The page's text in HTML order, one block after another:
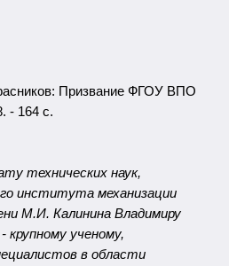
Призвание ФГОУ ВПО
- 164 с.
технических наук,
института механизации
М.И. Калинина Владимиру
крупному ученому,
в области